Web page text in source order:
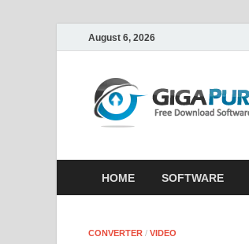
August 6, 2026
HOME SOFTWARE
CONVERTER / VIDEO